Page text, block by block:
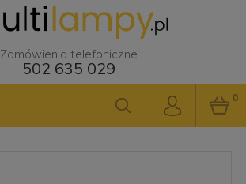
Zamówienia telefoniczne
502 635 029
0